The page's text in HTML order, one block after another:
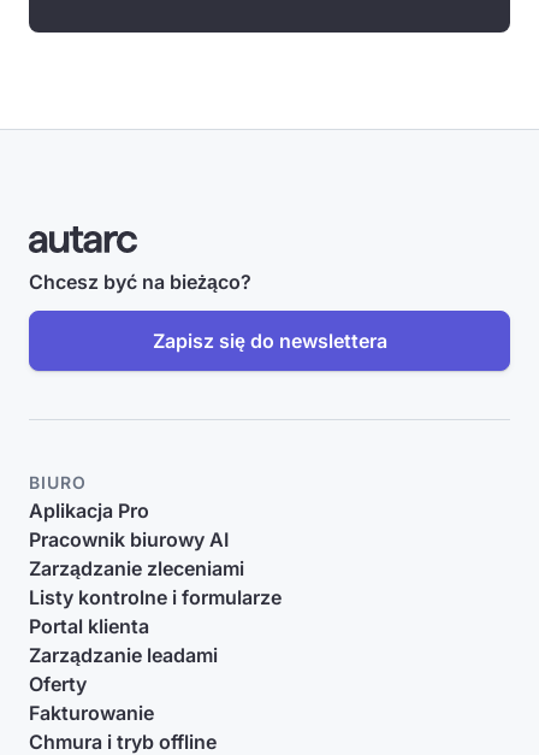
Chcesz być na bieżąco?
Zapisz się do newslettera
BIURO
Aplikacja Pro
Pracownik biurowy AI
Zarządzanie zleceniami
Listy kontrolne i formularze
Portal klienta
Zarządzanie leadami
Oferty
Fakturowanie
Chmura i tryb offline